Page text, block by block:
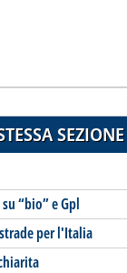
SEZIONE
“bio” e Gpl
per l'Italia